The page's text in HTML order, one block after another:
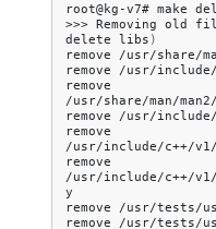
root@kg-v7# make
>>> Removing old
delete libs )
remove
/usr/share/
remove
/usr/include/
remove
/usr/share/man/
remove
/usr/
remove
/usr/include/c++/v1/
remove
/usr/include/c++/
y
remove
/usr/tests/
remove
/usr/tests/